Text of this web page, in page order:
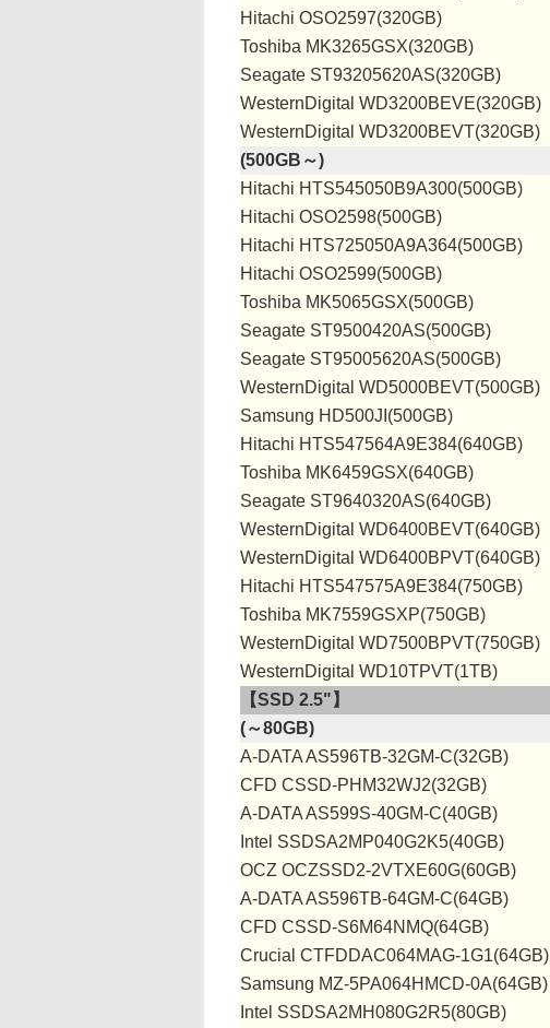
Hitachi OSO2597(320GB)
Toshiba MK3265GSX(320GB)
Seagate ST93205620AS(320GB)
WesternDigital WD3200BEVE(320GB)
WesternDigital WD3200BEVT(320GB)
(500GB～)
Hitachi HTS545050B9A300(500GB)
Hitachi OSO2598(500GB)
Hitachi HTS725050A9A364(500GB)
Hitachi OSO2599(500GB)
Toshiba MK5065GSX(500GB)
Seagate ST9500420AS(500GB)
Seagate ST95005620AS(500GB)
WesternDigital WD5000BEVT(500GB)
Samsung HD500JI(500GB)
Hitachi HTS547564A9E384(640GB)
Toshiba MK6459GSX(640GB)
Seagate ST9640320AS(640GB)
WesternDigital WD6400BEVT(640GB)
WesternDigital WD6400BPVT(640GB)
Hitachi HTS547575A9E384(750GB)
Toshiba MK7559GSXP(750GB)
WesternDigital WD7500BPVT(750GB)
WesternDigital WD10TPVT(1TB)
【SSD 2.5"】
(～80GB)
A-DATA AS596TB-32GM-C(32GB)
CFD CSSD-PHM32WJ2(32GB)
A-DATA AS599S-40GM-C(40GB)
Intel SSDSA2MP040G2K5(40GB)
OCZ OCZSSD2-2VTXE60G(60GB)
A-DATA AS596TB-64GM-C(64GB)
CFD CSSD-S6M64NMQ(64GB)
Crucial CTFDDAC064MAG-1G1(64GB)
Samsung MZ-5PA064HMCD-0A(64GB)
Intel SSDSA2MH080G2R5(80GB)